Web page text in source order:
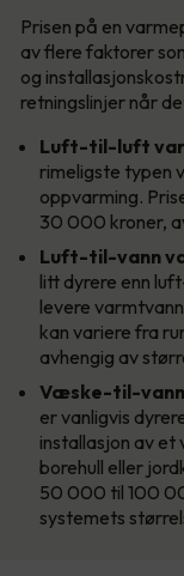
Prisen på en
av flere faktorer
og
retningslinjer når
Luft-til-luft
rimeligste typen
oppvarming.
30 000 kroner,
Luft-til-vann
litt dyrere enn
levere
kan variere fra
avhengig av
Væske-til-
er vanligvis
installasjon av
borehull eller
50 000 til 100
systemets